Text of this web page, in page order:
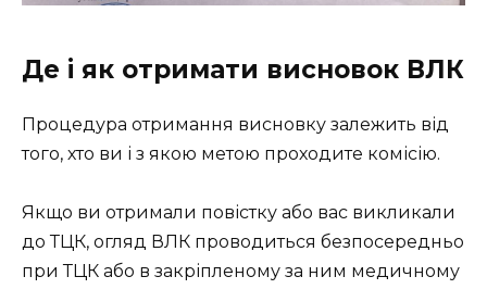
Де і як отримати висновок ВЛК
Процедура отримання висновку залежить від
того, хто ви і з якою метою проходите комісію.
Якщо ви отримали повістку або вас викликали
до ТЦК, огляд ВЛК проводиться безпосередньо
при ТЦК або в закріпленому за ним медичному